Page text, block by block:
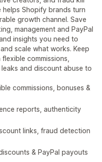
Shopify brands turn
growth channel. Save
management and PayPal
insights you need to
scale what works. Keep
commissions,
and discount abuse to
commissions, bonuses &
reports, authenticity
links, fraud detection
& PayPal payouts